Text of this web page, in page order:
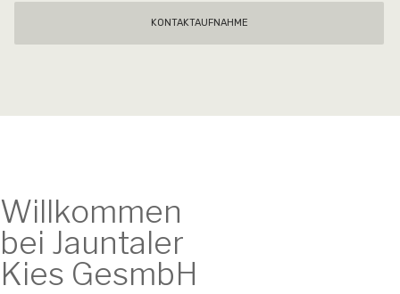
KONTAKTAUFNAHME
Willkommen
bei Jauntaler
Kies GesmbH